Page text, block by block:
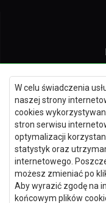
W celu świadczenia
naszej strony
cookies
stron serwisu
optymalizacji
statystyk oraz
internetowego.
możesz zmieniać po
Aby wyrazić zgodę na
końcowym plików